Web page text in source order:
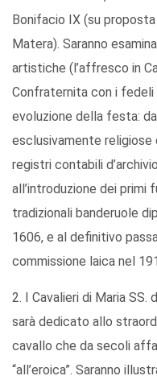
Bonifacio IX (su
Matera). Saranno
artistiche (l’affresco in
Confraternita con i
evoluzione della festa:
esclusivamente
registri contabili
all’introduzione dei primi
tradizionali banderuole
1606, e al definitivo
commissione laica nel
2. I Cavalieri di Maria
sarà dedicato allo
cavallo che da secoli
“all’eroica”. Saranno